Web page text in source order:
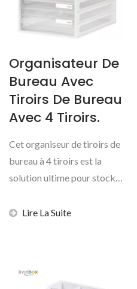
Organisateur De
Bureau Avec
Tiroirs De Bureau
Avec 4 Tiroirs.
Cet organiseur de tiroirs de
bureau à 4 tiroirs est la
solution ultime pour stocker
Lire La Suite